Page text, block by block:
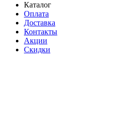
Каталог
Оплата
Доставка
Контакты
Акции
Скидки